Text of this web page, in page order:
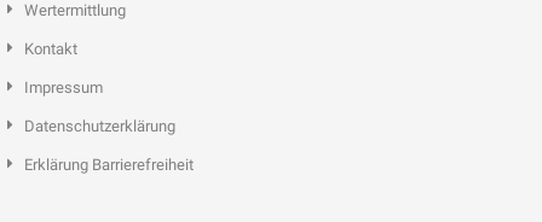
Wertermittlung
Kontakt
Impressum
Datenschutzerklärung
Erklärung Barrierefreiheit